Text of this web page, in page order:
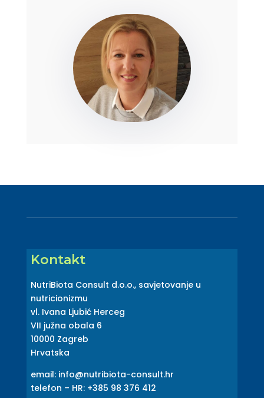
Kontakt
NutriBiota Consult d.o.o., savjetovanje u
nutricionizmu
vl. Ivana Ljubić Herceg
VII južna obala 6
10000 Zagreb
Hrvatska
email: info@nutribiota-consult.hr
telefon – HR: +385 98 376 412